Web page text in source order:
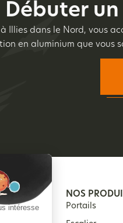
Débuter
Illies dans le Nord, vous
en aluminium que vous
NOS
Portails